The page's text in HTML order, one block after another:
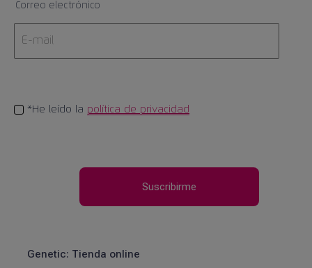
Correo electrónico
*He leído la política de privacidad
Genetic: Tienda online